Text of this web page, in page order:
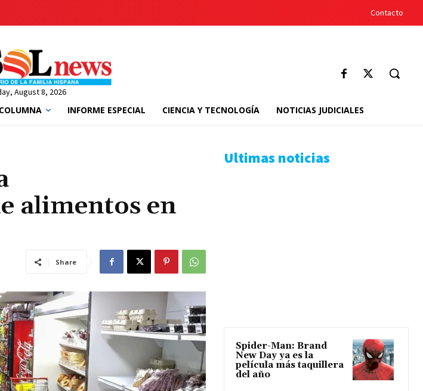
Contacto
August 8, 2026
COLUMNA INFORME ESPECIAL CIENCIA Y TECNOLOGÍA NOTICIAS JUDICIALES
alimentos en
Share
Ultimas noticias
Spider-Man: Brand
New Day ya es la
película más taquillera
del año